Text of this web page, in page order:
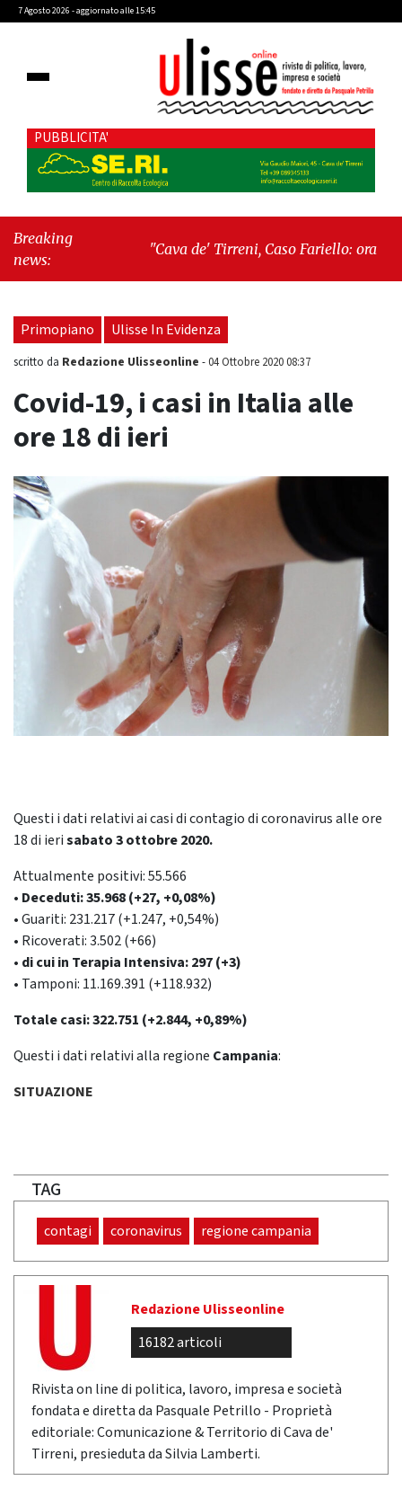
7 Agosto 2026 - aggiornato alle 15:45
PUBBLICITA'
Breaking
news:
"Cava de' Tirreni, Caso Fariello: ora torniamo
esiste"
Primopiano Ulisse In Evidenza
scritto da Redazione Ulisseonline -04 Ottobre 2020 08:37
Covid-19, i casi in Italia alle
ore 18 di ieri
Questi i dati relativi ai casi di contagio di coronavirus alle ore
18 di ierisabato 3 ottobre2020.
Attualmente positivi: 55.566
• Deceduti: 35.968 (+27, +0,08%)
• Guariti: 231.217 (+1.247, +0,54%)
• Ricoverati: 3.502 (+66)
• di cui in Terapia Intensiva: 297 (+3)
• Tamponi: 11.169.391 (+118.932)
Totale casi: 322.751 (+2.844, +0,89%)
Questi i dati relativi alla regione Campania:
SITUAZIONE
TAG
contagi coronavirus regione campania
Redazione Ulisseonline
16182 articoli
Rivista on line di politica, lavoro, impresa e società
fondata e diretta da Pasquale Petrillo - Proprietà
editoriale: Comunicazione & Territorio di Cava de'
Tirreni, presieduta da Silvia Lamberti.